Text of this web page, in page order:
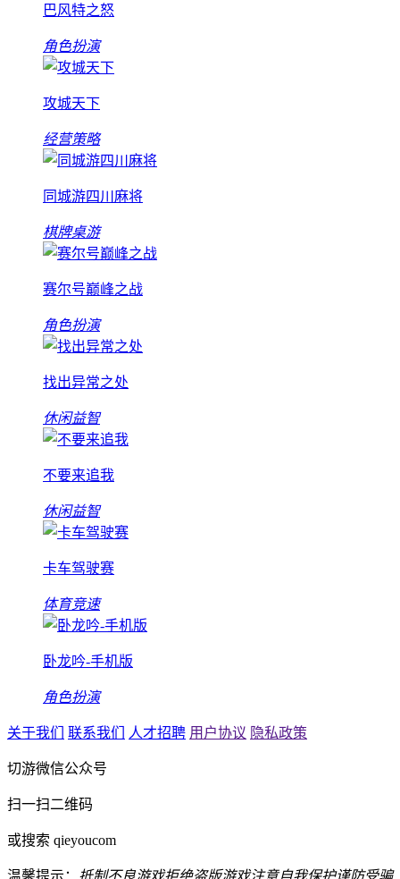
巴风特之怒
角色扮演
攻城天下
经营策略
同城游四川麻将
棋牌桌游
赛尔号巅峰之战
角色扮演
找出异常之处
休闲益智
不要来追我
休闲益智
卡车驾驶赛
体育竞速
卧龙吟-手机版
角色扮演
关于我们 联系我们 人才招聘 用户协议 隐私政策
切游微信公众号
扫一扫二维码
或搜索 qieyoucom